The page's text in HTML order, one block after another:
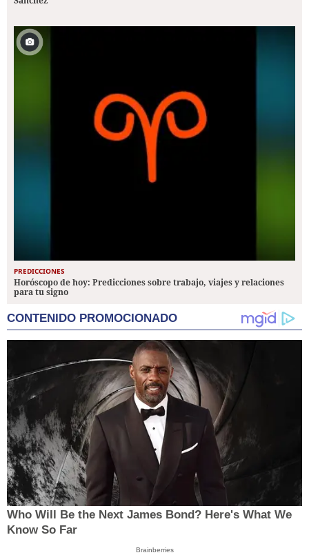
PREDICCIONES
Horóscopo de hoy: Predicciones sobre trabajo, viajes y relaciones
para tu signo
CONTENIDO PROMOCIONADO
Who Will Be the Next James Bond? Here's What We
Know So Far
Brainberries